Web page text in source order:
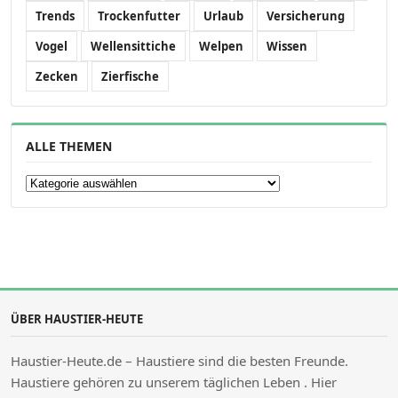
Trends Trockenfutter Urlaub
Versicherung
Vogel
Wellensittiche Welpen
Wissen
Zecken
Zierfische
ALLE THEMEN
Alle Themen
ÜBER HAUSTIER-HEUTE
Haustier-Heute.de – Haustiere sind die besten Freunde.
Haustiere gehören zu unserem täglichen Leben . Hier